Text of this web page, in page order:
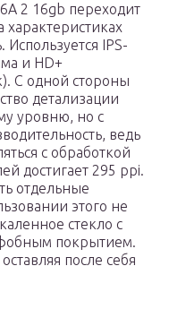
2 16gb переходит
IPS-
и HD+
С одной стороны
детализации
уровню, но с
ведь
с обработкой
достигает 295 ppi.
отдельные
этого не
стекло с
покрытием.
после себя